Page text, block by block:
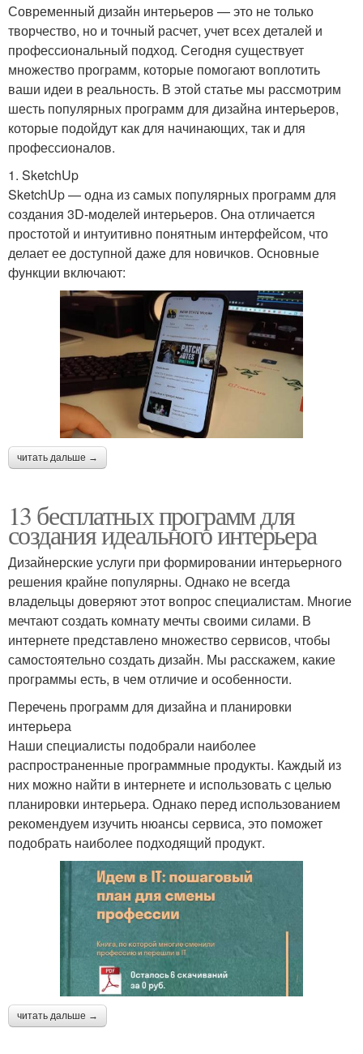
Современный дизайн интерьеров — это не только
творчество, но и точный расчет, учет всех деталей и
профессиональный подход. Сегодня существует
множество программ, которые помогают воплотить
ваши идеи в реальность. В этой статье мы рассмотрим
шесть популярных программ для дизайна интерьеров,
которые подойдут как для начинающих, так и для
профессионалов.
1. SketchUp
SketchUp — одна из самых популярных программ для
создания 3D-моделей интерьеров. Она отличается
простотой и интуитивно понятным интерфейсом, что
делает ее доступной даже для новичков. Основные
функции включают:
читать дальше →
13 бесплатных программ для
создания идеального интерьера
Дизайнерские услуги при формировании интерьерного
решения крайне популярны. Однако не всегда
владельцы доверяют этот вопрос специалистам. Многие
мечтают создать комнату мечты своими силами. В
интернете представлено множество сервисов, чтобы
самостоятельно создать дизайн. Мы расскажем, какие
программы есть, в чем отличие и особенности.
Перечень программ для дизайна и планировки
интерьера
Наши специалисты подобрали наиболее
распространенные программные продукты. Каждый из
них можно найти в интернете и использовать с целью
планировки интерьера. Однако перед использованием
рекомендуем изучить нюансы сервиса, это поможет
подобрать наиболее подходящий продукт.
читать дальше →